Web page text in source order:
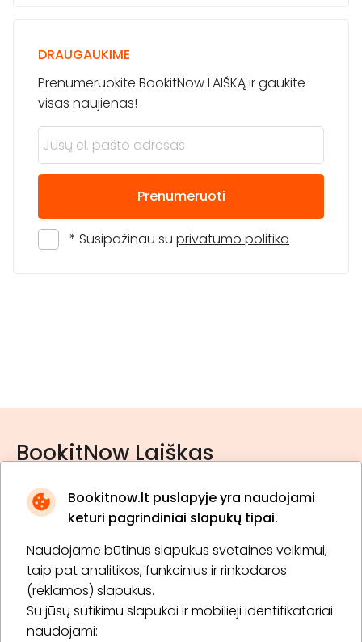
Bookitnow.lt puslapyje yra naudojami
keturi pagrindiniai slapukų tipai.
Naudojame būtinus slapukus svetainės veikimui,
taip pat analitikos, funkcinius ir rinkodaros
(reklamos) slapukus.
Su jūsų sutikimu slapukai ir mobilieji identifikatoriai
naudojami:
DRAUGAUKIME
Prenumeruokite BookitNow LAIŠKĄ ir gaukite
visas naujienas!
Prenumeruoti
* Susipažinau su privatumo politika
BookitNow Laiškas
* Susipažinau su privatumo politika
Prenumeruoti